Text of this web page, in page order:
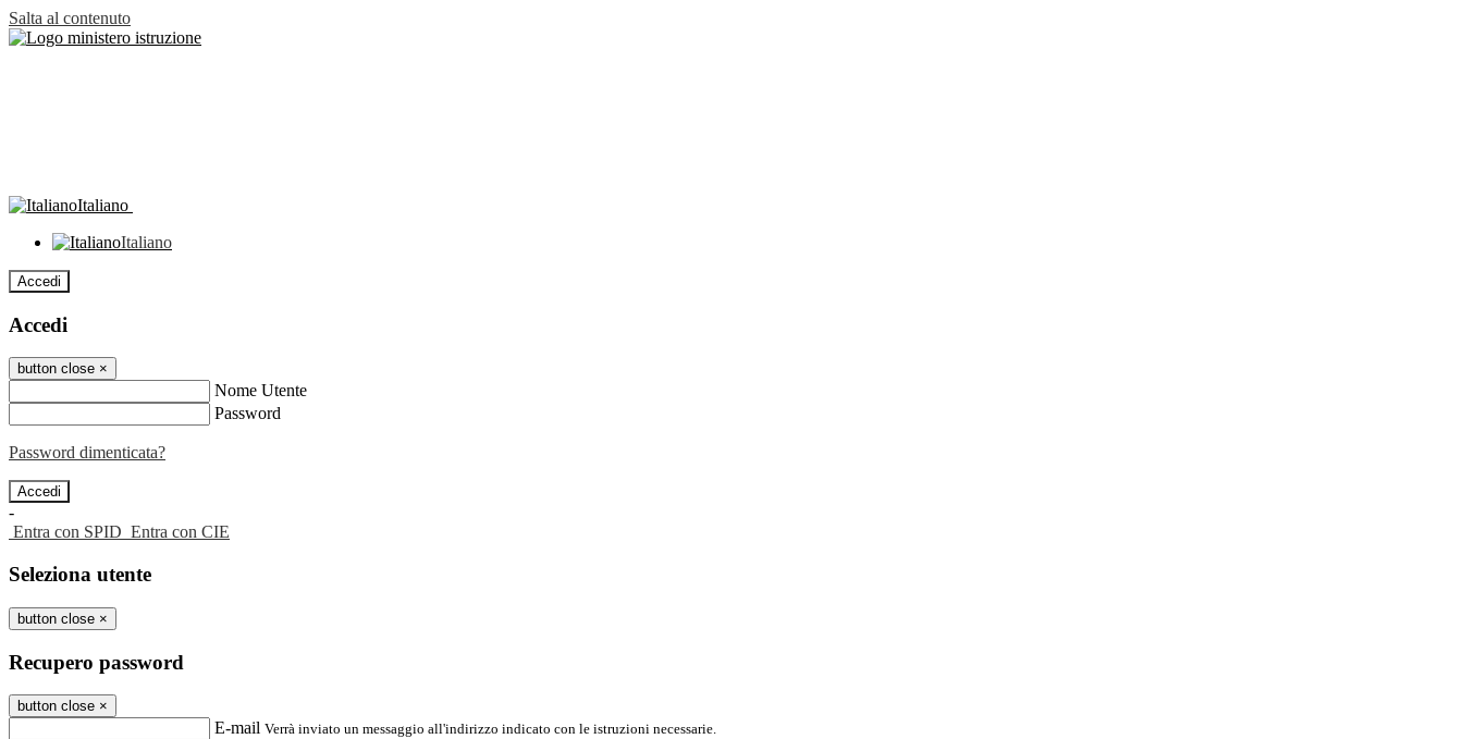
Salta al contenuto
Italiano
Italiano
Accedi
Accedi
button close ×
Nome Utente
Password
Password dimenticata?
-
Entra con SPID Entra con CIE
Seleziona utente
button close ×
Recupero password
button close ×
E-mail Verrà inviato un messaggio all'indirizzo indicato con le istruzioni necessarie.